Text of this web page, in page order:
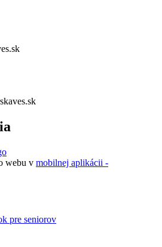
webu v mobilnej aplikácii -
pre seniorov